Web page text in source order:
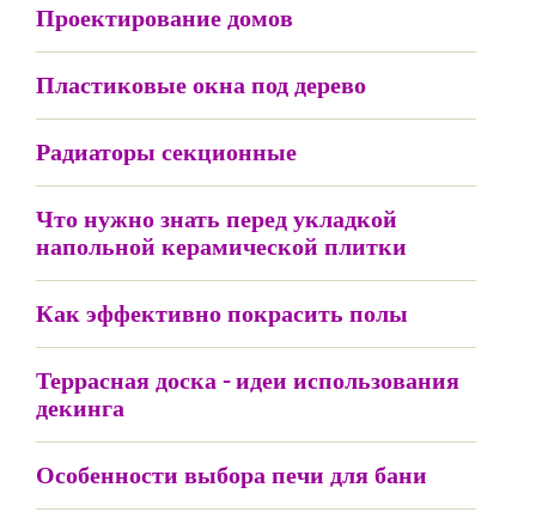
Проектирование домов
Пластиковые окна под дерево
Радиаторы секционные
Что нужно знать перед укладкой
напольной керамической плитки
Как эффективно покрасить полы
Террасная доска - идеи использования
декинга
Особенности выбора печи для бани